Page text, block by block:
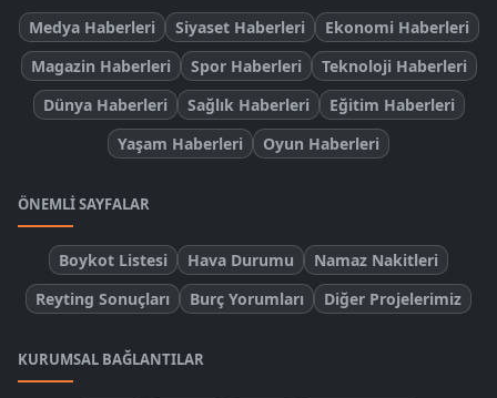
Medya Haberleri Siyaset Haberleri
Ekonomi Haberleri
Magazin Haberleri
Spor Haberleri
Teknoloji Haberleri
Dünya Haberleri
Sağlık Haberleri
Eğitim Haberleri
Yaşam Haberleri
Oyun Haberleri
ÖNEMLI SAYFALAR
Boykot Listesi Hava Durumu
Namaz Nakitleri
Reyting Sonuçları
Burç Yorumları Diğer Projelerimiz
KURUMSAL BAĞLANTILAR